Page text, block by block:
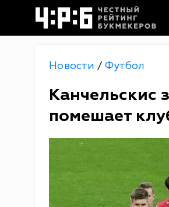
Новости / Футбол
Канчельскис
помешает